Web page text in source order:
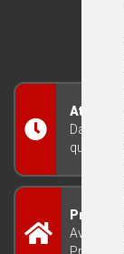
Das 8h
quinta-
Avenida